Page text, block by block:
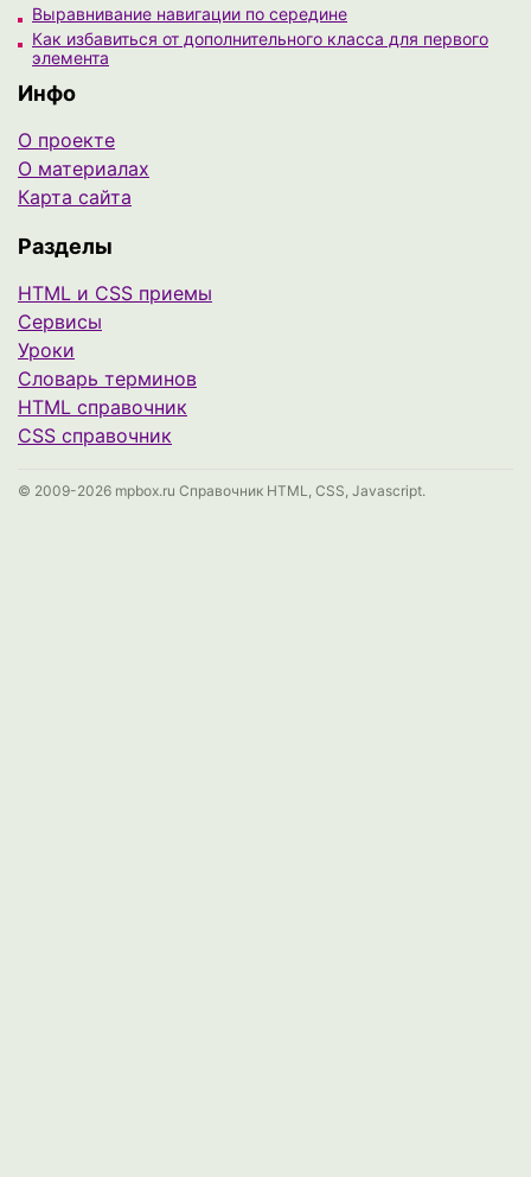
Выравнивание навигации по середине
Как избавиться от дополнительного класса для первого
элемента
Инфо
О проекте
О материалах
Карта сайта
Разделы
HTML и CSS приемы
Сервисы
Уроки
Cловарь терминов
HTML справочник
CSS справочник
© 2009-2026 mpbox.ru Справочник HTML, CSS, Javascript.